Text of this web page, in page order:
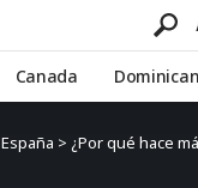
Canada
España > ¿Por qué hace más frío